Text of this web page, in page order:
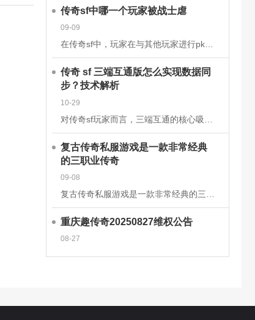
传奇sf中哪一个玩家被战士虐
09-09
在传奇sf中，玩家在与其他玩家进行pk时，有时会被对方的技能击中，也有时会被对方战士击杀。虽然战士在游戏前期，在技能上没有法师给力，但是战士有绝对的优势，特别是战士的防御和血量，完全可以抵挡住对方的伤
传奇 sf 三端互通版怎么实现数据同
步？技术解析
10-29
复古传奇私服游戏是一款非常经典
的三职业传奇
09-08
重庆趣传奇20250827维权公告
08-27